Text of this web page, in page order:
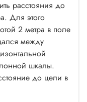
расстояния до
Для этого
2 метра в поле
между
шкалы.
до цели в